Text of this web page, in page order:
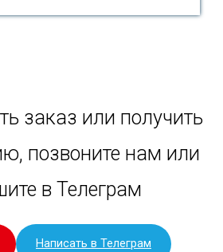
заказ или получить
позвоните нам или
в Телеграм
Написать в Телеграм